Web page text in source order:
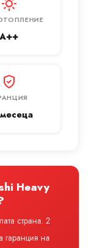
A++
Heavy
страна. 2
гаранция на